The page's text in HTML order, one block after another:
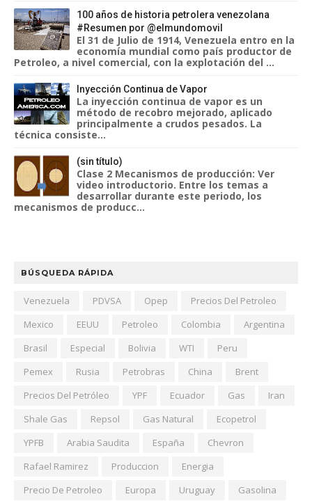
100 años de historia petrolera venezolana
#Resumen por @elmundomovil
El 31 de Julio de 1914, Venezuela entro en la
economía mundial como país productor de
Petroleo, a nivel comercial, con la explotación del ...
Inyección Continua de Vapor
La inyección continua de vapor es un
método de recobro mejorado, aplicado
principalmente a crudos pesados. La
técnica consiste...
(sin título)
Clase 2 Mecanismos de producción: Ver
video introductorio. Entre los temas a
desarrollar durante este periodo, los
mecanismos de producc...
BÚSQUEDA RÁPIDA
Venezuela PDVSA Opep
Precios Del Petroleo
Mexico
EEUU Petroleo Colombia
Argentina
Brasil
Especial Bolivia WTI
Peru
Pemex
Rusia Petrobras China
Brent
Precios Del Petróleo
YPF Ecuador Gas
Iran
Shale Gas
Repsol Gas Natural
Ecopetrol
YPFB
Arabia Saudita España
Chevron
Rafael Ramirez
Produccion
Energia
Precio De Petroleo
Europa Uruguay
Gasolina